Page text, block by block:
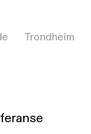
Trondheim